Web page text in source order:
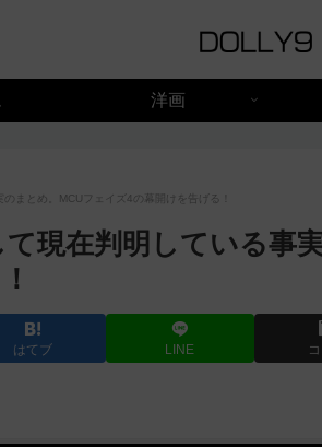
洋画
まとめ。MCUフェイズ4の幕開けを告げる！
現在判明している事
はてブ LINE